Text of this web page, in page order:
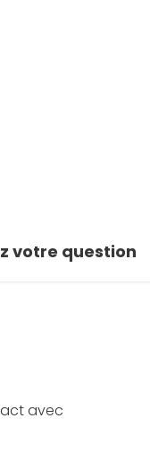
votre question
avec